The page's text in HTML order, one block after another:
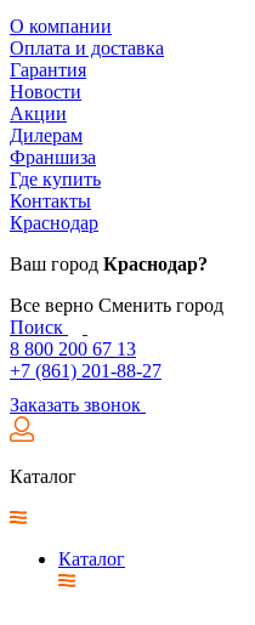
О компании
Оплата и доставка
Гарантия
Новости
Акции
Дилерам
Франшиза
Где купить
Контакты
Краснодар
Ваш город Краснодар?
Все верно Сменить город
Поиск
8 800 200 67 13
+7 (861) 201-88-27
Заказать звонок
Каталог
Каталог